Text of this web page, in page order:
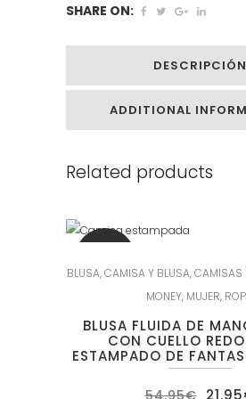
SHARE ON:
DESCRIPCIÓN
ADDITIONAL
Related products
BLUSA,CAMISA Y BLUSA,CAMISAS
MONEY, MUJER,
BLUSA FLUIDA DE
CON CUELLO
ESTAMPADO DE
54.95€ El
21.95